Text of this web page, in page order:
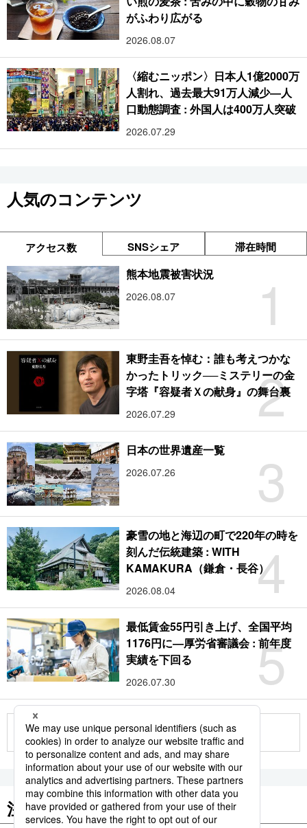
がふわり広がる
2026.08.07
〈縮むニッポン〉日本人1億2000万
人割れ、過去最大91万人減少―人
口動態調査 : 外国人は400万人突破
2026.07.29
人気のコンテンツ
アクセス数 SNSシェア 滞在時間
1
熊本地震被害状況
2026.08.07
2
東野圭吾を悼む：誰も考えつかな
かったトリック──ミステリーの金
字塔『容疑者Ｘの献身』の舞台裏
2026.07.29
3
日本の世界遺産一覧
2026.07.26
4
豪雪の地と海辺の町で220年の時を
刻んだ伝統建築 : WITH
KAMAKURA（鎌倉・長谷）
2026.08.04
5
最低賃金55円引き上げ、全国平均
1176円に―厚労省審議会 : 前年度
実績を下回る
2026.07.30
もっと見る
注目のキーワード